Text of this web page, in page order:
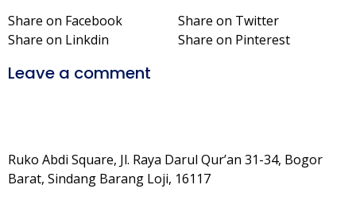
Share on Facebook
Share on Twitter
Share on Linkdin
Share on Pinterest
Leave a comment
Ruko Abdi Square, Jl. Raya Darul Qur’an 31-34, Bogor
Barat, Sindang Barang Loji, 16117